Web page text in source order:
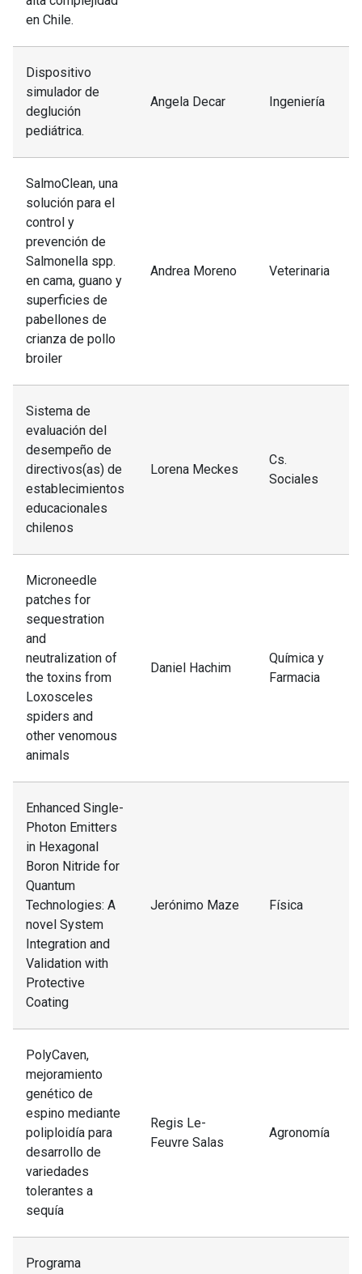
en Chile.
Dispositivo
simulador de
deglución
pediátrica.
Angela Decar Ingeniería
SalmoClean, una
solución para el
control y
prevención de
Salmonella spp.
en cama, guano y
superficies de
pabellones de
crianza de pollo
broiler
Andrea Moreno Veterinaria
Sistema de
evaluación del
desempeño de
directivos(as) de
establecimientos
educacionales
chilenos
Lorena Meckes
Cs.
Sociales
Microneedle
patches for
sequestration
and
neutralization of
the toxins from
Loxosceles
spiders and
other venomous
animals
Daniel Hachim
Química y
Farmacia
Enhanced Single-
Photon Emitters
in Hexagonal
Boron Nitride for
Quantum
Technologies: A
novel System
Integration and
Validation with
Protective
Coating
Jerónimo Maze Física
PolyCaven,
mejoramiento
genético de
espino mediante
poliploidía para
desarrollo de
variedades
tolerantes a
sequía
Regis Le-
Feuvre Salas
Agronomía
Programa